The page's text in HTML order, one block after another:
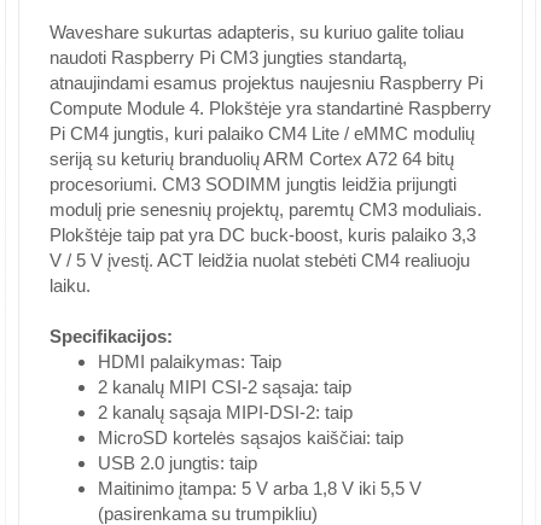
Waveshare sukurtas adapteris, su kuriuo galite toliau
naudoti Raspberry Pi CM3 jungties standartą,
atnaujindami esamus projektus naujesniu Raspberry Pi
Compute Module 4. Plokštėje yra standartinė Raspberry
Pi CM4 jungtis, kuri palaiko CM4 Lite / eMMC modulių
seriją su keturių branduolių ARM Cortex A72 64 bitų
procesoriumi. CM3 SODIMM jungtis leidžia prijungti
modulį prie senesnių projektų, paremtų CM3 moduliais.
Plokštėje taip pat yra DC buck-boost, kuris palaiko 3,3
V / 5 V įvestį. ACT leidžia nuolat stebėti CM4 realiuoju
laiku.
Specifikacijos:
HDMI palaikymas: Taip
2 kanalų MIPI CSI-2 sąsaja: taip
2 kanalų sąsaja MIPI-DSI-2: taip
MicroSD kortelės sąsajos kaiščiai: taip
USB 2.0 jungtis: taip
Maitinimo įtampa: 5 V arba 1,8 V iki 5,5 V
(pasirenkama su trumpikliu)